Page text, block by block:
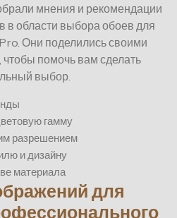
мнения и рекомендации
в области выбора обоев для
Они поделились своими
помочь вам сделать
выбор.
гамму
разрешением
и дизайну
материала
для